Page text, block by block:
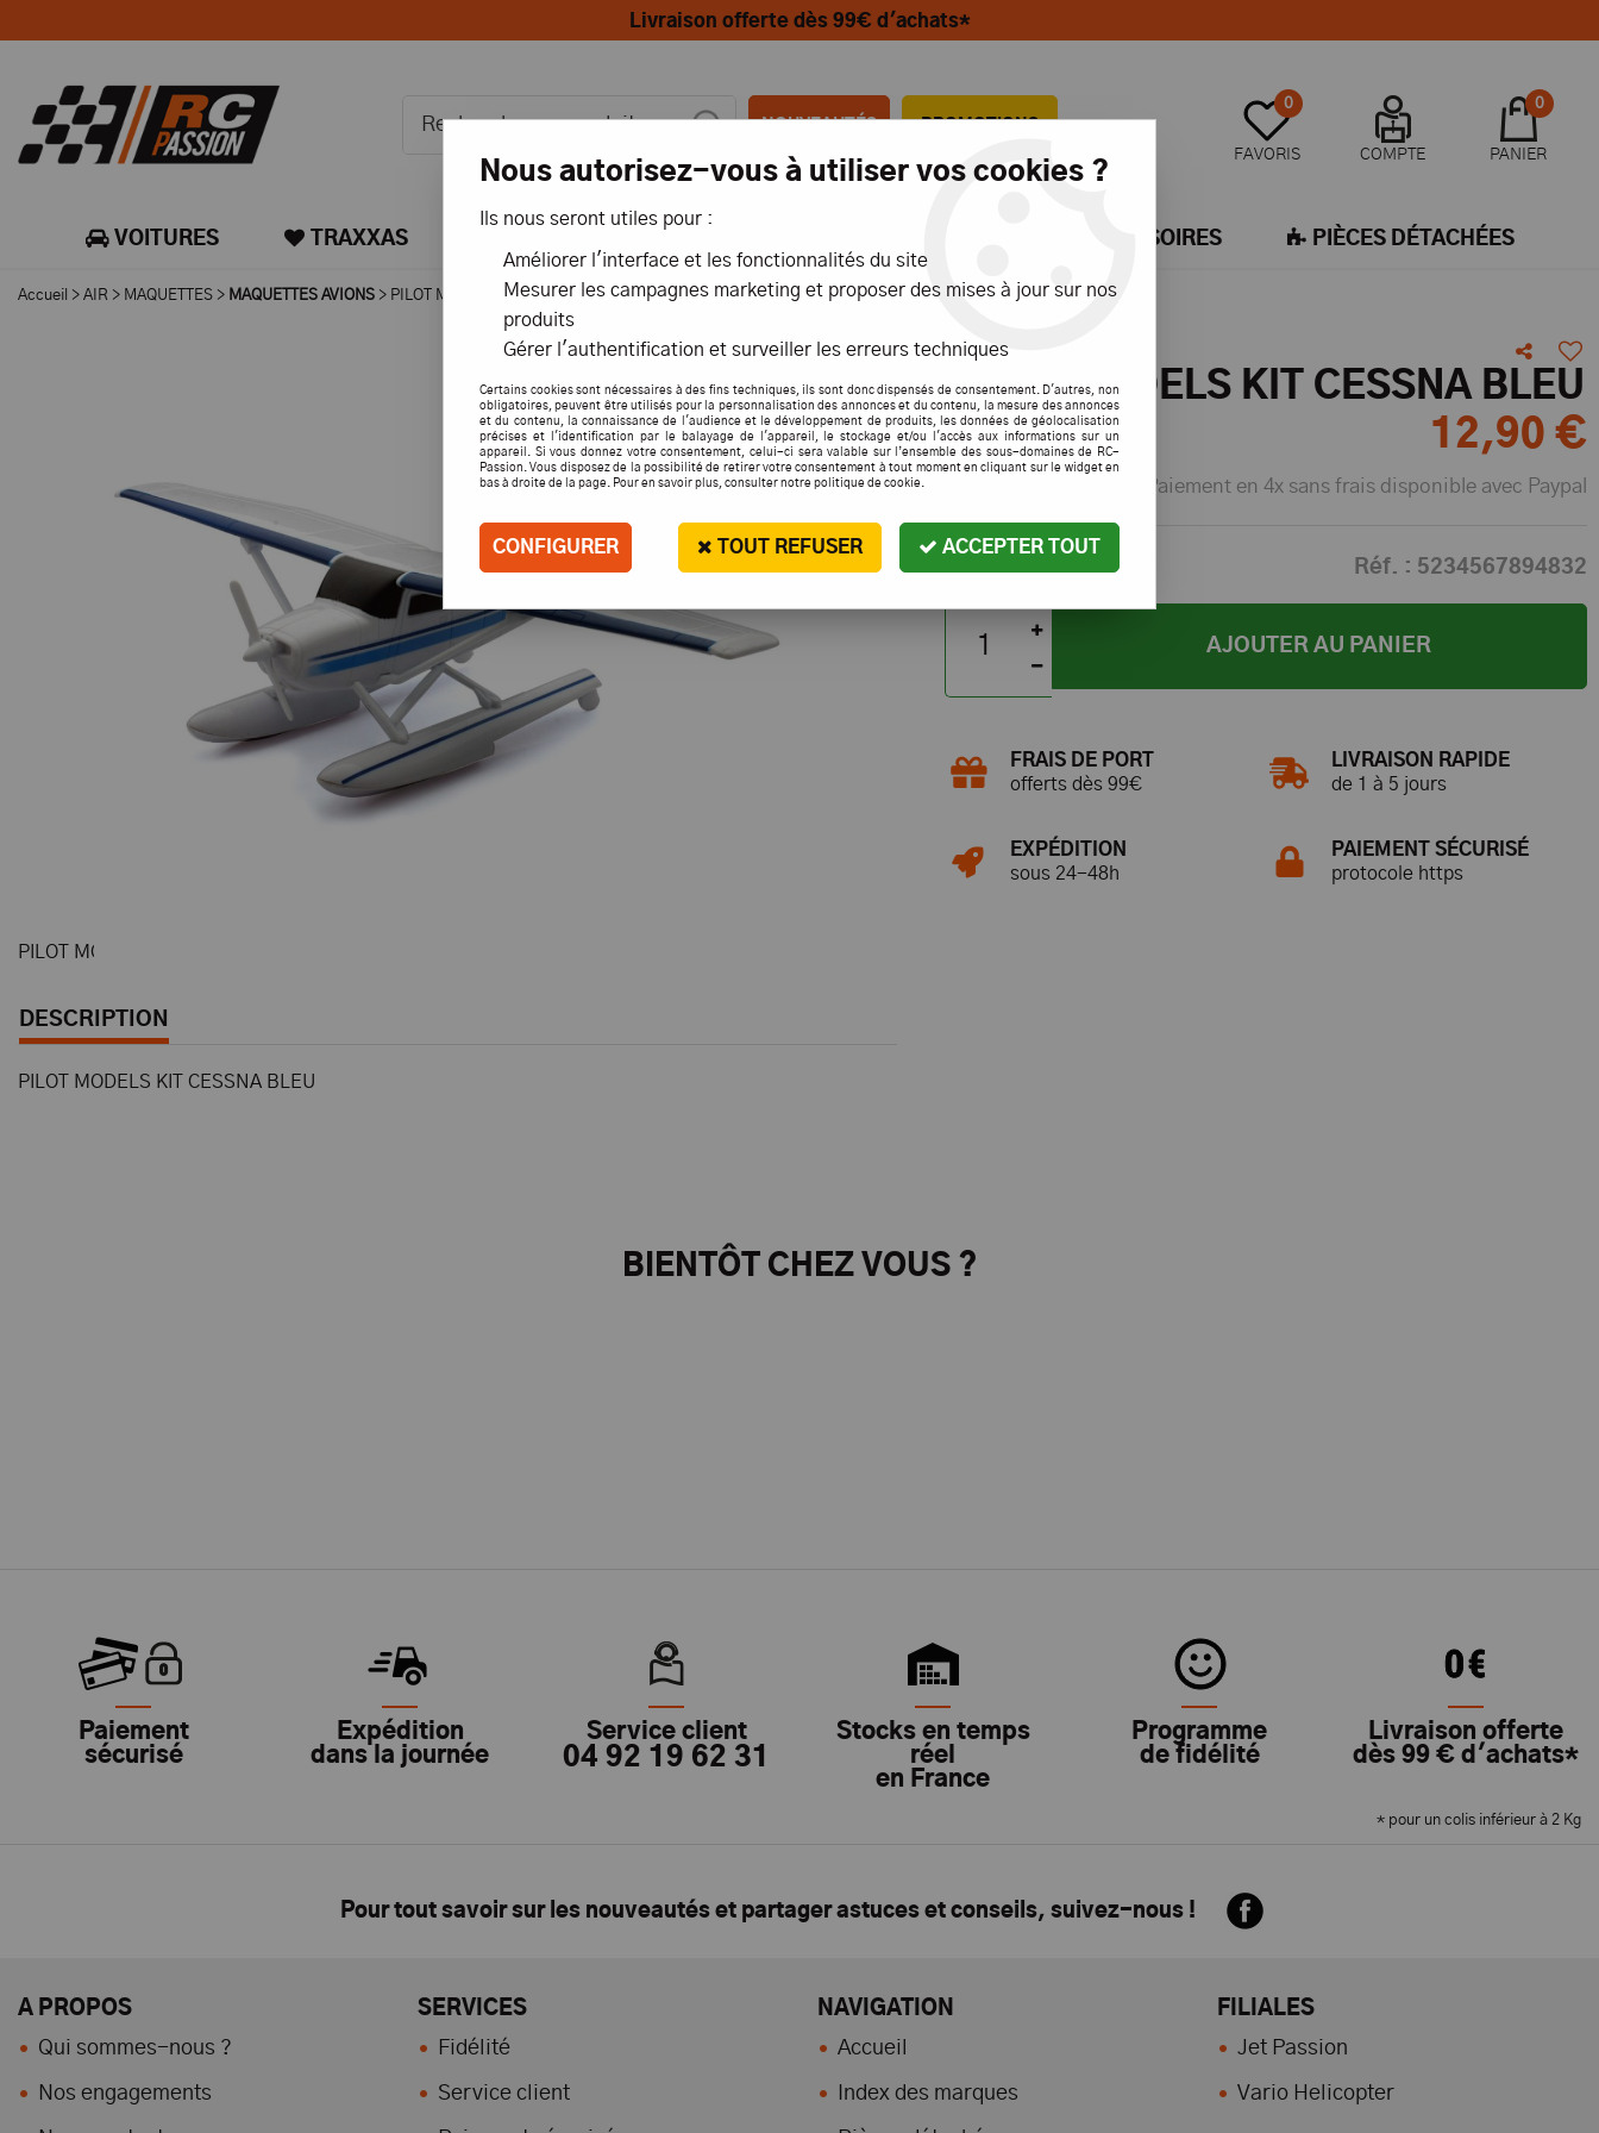
Livraison offerte dès 99€ d'achats*
NOUVEAUTÉS PROMOTIONS
0
FAVORIS COMPTE
0
PANIER
VOITURES TRAXXAS ACCESSOIRES PIÈCES DÉTACHÉES
Accueil > AIR > MAQUETTES > MAQUETTES AVIONS > PILOT MODELS KIT CESSNA BLEU
PILOT MODELS KIT CESSNA BLEU
12,90 €
Paiement en 4x sans frais disponible avec Paypal
Réf. : 5234567894832
AJOUTER AU PANIER
FRAIS DE PORT
offerts dès 99€
EXPÉDITION
sous 24-48h
LIVRAISON RAPIDE
de 1 à 5 jours
PAIEMENT SÉCURISÉ
protocole https
PILOT MODELS KIT CESSNA BLEU
DESCRIPTION
PILOT MODELS KIT CESSNA BLEU
BIENTÔT CHEZ VOUS ?
Paiement
sécurisé
Expédition
dans la journée
Service client
04 92 19 62 31
Stocks en temps
réel
en France
Programme
de fidélité
Livraison offerte
dès 99 € d'achats*
* pour un colis inférieur à 2 Kg
Pour tout savoir sur les nouveautés et partager astuces et conseils, suivez-nous !
A PROPOS
Qui sommes-nous ?
Nos engagements
SERVICES
Fidélité
Service client
NAVIGATION
Accueil
Index des marques
FILIALES
Jet Passion
Vario Helicopter
Nous autorisez-vous à utiliser vos cookies ?
Ils nous seront utiles pour :
Améliorer l'interface et les fonctionnalités du site
Mesurer les campagnes marketing et proposer des mises à jour sur nos
produits
Gérer l'authentification et surveiller les erreurs techniques
Certains cookies sont nécessaires à des fins techniques, ils sont donc dispensés de consentement. D'autres, non
obligatoires, peuvent être utilisés pour la personnalisation des annonces et du contenu, la mesure des annonces
et du contenu, la connaissance de l'audience et le développement de produits, les données de géolocalisation
précises et l'identification par le balayage de l'appareil, le stockage et/ou l'accès aux informations sur un
appareil. Si vous donnez votre consentement, celui-ci sera valable sur l’ensemble des sous-domaines de RC-
Passion. Vous disposez de la possibilité de retirer votre consentement à tout moment en cliquant sur le widget en
bas à droite de la page. Pour en savoir plus, consulter notre politique de cookie.
CONFIGURER TOUT REFUSER ACCEPTER TOUT